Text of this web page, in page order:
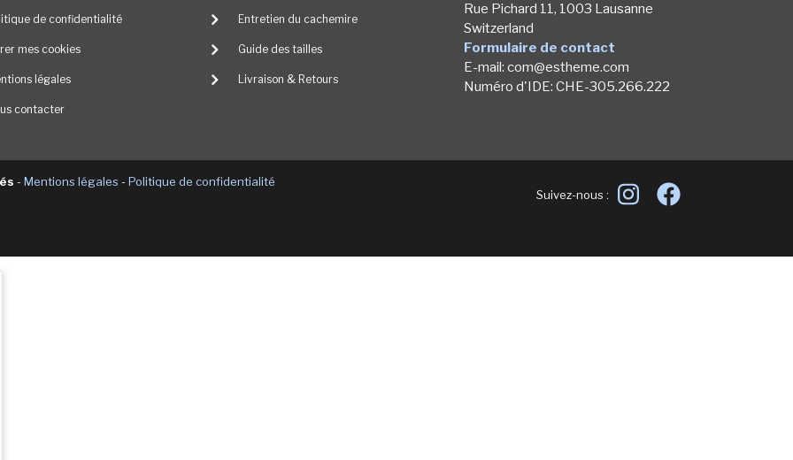
de confidentialité
mes cookies
légales
contacter
Entretien du cachemire
Guide des tailles
Livraison & Retours
Rue Pichard 11, 1003 Lausanne
Switzerland
Formulaire de contact
E-mail: com@estheme.com
Numéro d'IDE: CHE-305.266.222
- Mentions légales - Politique de confidentialité
Suivez-nous :